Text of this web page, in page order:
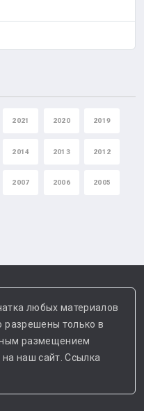
2021 2020 2019
2014 2013 2012
2007 2006 2005
любых материалов
разрешены только в
размещением
наш сайт. Ссылка